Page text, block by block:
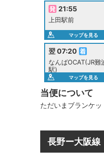
21:55
上田駅前
マップを見る
翌 07:20
なんばOCAT(JR難
駅)
マップを見る
当便について
ただいまブランケッ
長野ー大阪線